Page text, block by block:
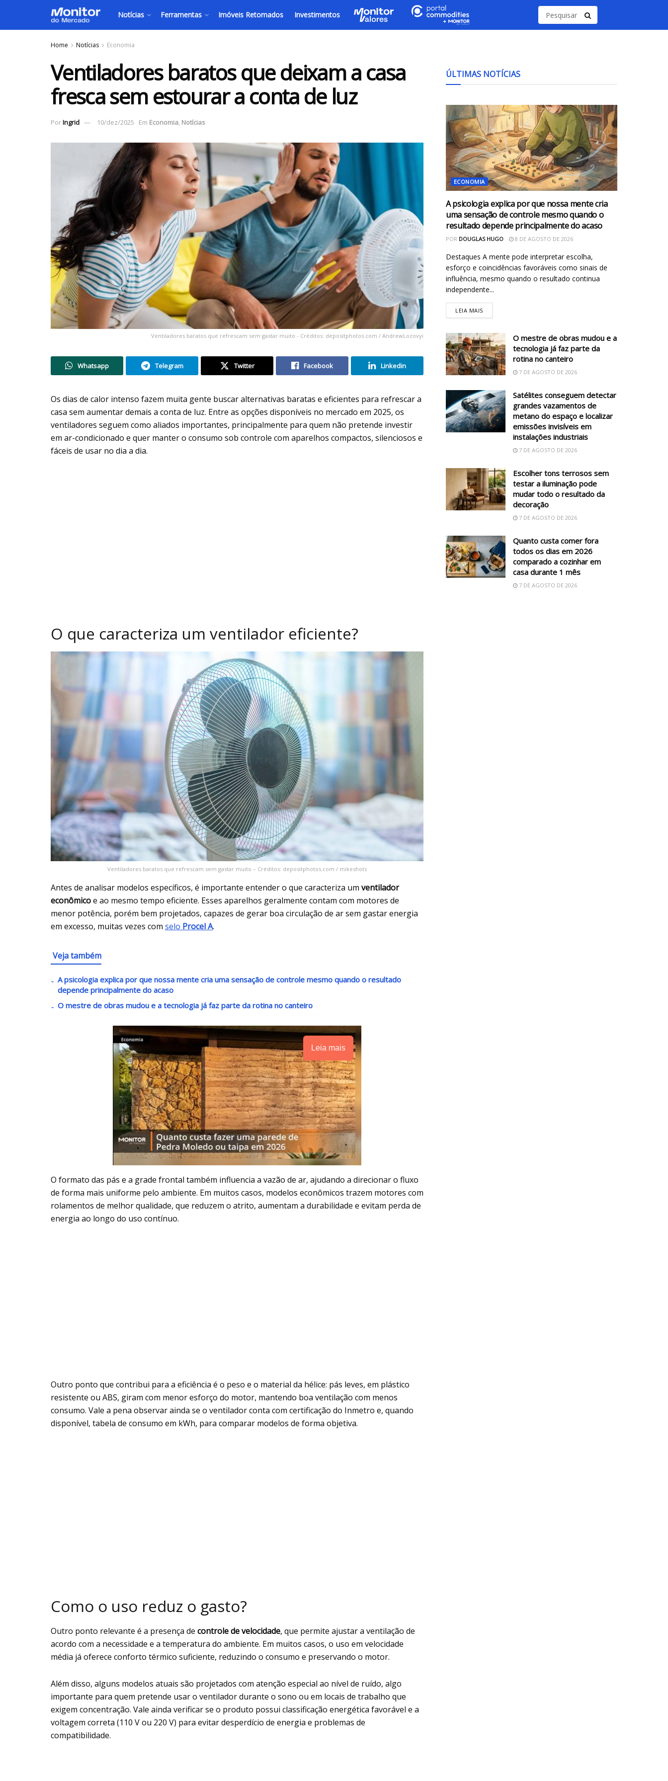
Notícias Ferramentas Imóveis Retomados Investimentos
Home Notícias Economia
Ventiladores baratos que deixam a casa
fresca sem estourar a conta de luz
PorIngrid 10/dez/2025 Em Economia, Notícias
Ventiladores baratos que refrescam sem gastar muito - Créditos: depositphotos.com / AndrewLozovyi
Whatsapp Telegram Twitter Facebook Linkedin
Os dias de calor intenso fazem muita gente buscar alternativas baratas e eficientes para refrescar a
casa sem aumentar demais a conta de luz. Entre as opções disponíveis no mercado em 2025, os
ventiladores seguem como aliados importantes, principalmente para quem não pretende investir
em ar-condicionado e quer manter o consumo sob controle com aparelhos compactos, silenciosos e
fáceis de usar no dia a dia.
O que caracteriza um ventilador eficiente?
Ventiladores baratos que refrescam sem gastar muito – Créditos: depositphotos.com / mikeshots
Antes de analisar modelos específicos, é importante entender o que caracteriza um ventilador
econômicoe ao mesmo tempo eficiente. Esses aparelhos geralmente contam com motores de
menor potência, porém bem projetados, capazes de gerar boa circulação de ar sem gastar energia
em excesso, muitas vezes com selo Procel A.
Veja também
A psicologia explica por que nossa mente cria uma sensação de controle mesmo quando o resultado
depende principalmente do acaso
O mestre de obras mudou e a tecnologia já faz parte da rotina no canteiro
Leia mais
O formato das pás e a grade frontal também influencia a vazão de ar, ajudando a direcionar o fluxo
de forma mais uniforme pelo ambiente. Em muitos casos, modelos econômicos trazem motores com
rolamentos de melhor qualidade, que reduzem o atrito, aumentam a durabilidade e evitam perda de
energia ao longo do uso contínuo.
Outro ponto que contribui para a eficiência é o peso e o material da hélice: pás leves, em plástico
resistente ou ABS, giram com menor esforço do motor, mantendo boa ventilação com menos
consumo. Vale a pena observar ainda se o ventilador conta com certificação do Inmetro e, quando
disponível, tabela de consumo em kWh, para comparar modelos de forma objetiva.
Como o uso reduz o gasto?
Outro ponto relevante é a presença de controle de velocidade, que permite ajustar a ventilação de
acordo com a necessidade e a temperatura do ambiente. Em muitos casos, o uso em velocidade
média já oferece conforto térmico suficiente, reduzindo o consumo e preservando o motor.
Além disso, alguns modelos atuais são projetados com atenção especial ao nível de ruído, algo
importante para quem pretende usar o ventilador durante o sono ou em locais de trabalho que
exigem concentração. Vale ainda verificar se o produto possui classificação energética favorável e a
voltagem correta (110 V ou 220 V) para evitar desperdício de energia e problemas de
compatibilidade.
ÚLTIMAS NOTÍCIAS
ECONOMIA
A psicologia explica por que nossa mente cria
uma sensação de controle mesmo quando o
resultado depende principalmente do acaso
POR DOUGLAS HUGO 8 DE AGOSTO DE 2026
Destaques A mente pode interpretar escolha,
esforço e coincidências favoráveis como sinais de
influência, mesmo quando o resultado continua
independente...
LEIA MAIS
O mestre de obras mudou e a
tecnologia já faz parte da
rotina no canteiro
7 DE AGOSTO DE 2026
Satélites conseguem detectar
grandes vazamentos de
metano do espaço e localizar
emissões invisíveis em
instalações industriais
7 DE AGOSTO DE 2026
Escolher tons terrosos sem
testar a iluminação pode
mudar todo o resultado da
decoração
7 DE AGOSTO DE 2026
Quanto custa comer fora
todos os dias em 2026
comparado a cozinhar em
casa durante 1 mês
7 DE AGOSTO DE 2026